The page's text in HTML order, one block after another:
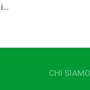
CHI SIAMO